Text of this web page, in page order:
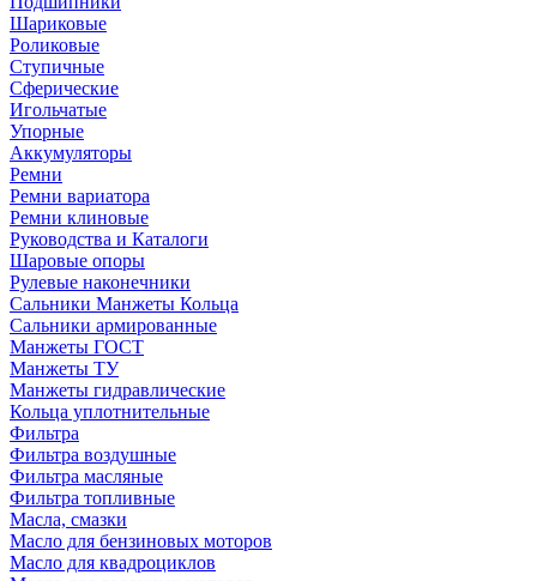
Шариковые
Роликовые
Ступичные
Сферические
Игольчатые
Упорные
Аккумуляторы
Ремни
Ремни вариатора
Ремни клиновые
Руководства и Каталоги
Шаровые опоры
Рулевые наконечники
Сальники Манжеты Кольца
Сальники армированные
Манжеты ГОСТ
Манжеты ТУ
Манжеты гидравлические
Кольца уплотнительные
Фильтра
Фильтра воздушные
Фильтра масляные
Фильтра топливные
Масла, смазки
Масло для бензиновых моторов
Масло для квадроциклов